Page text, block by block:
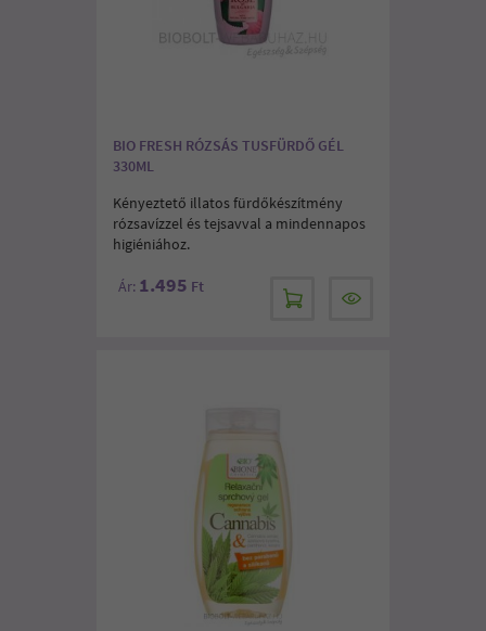
BIO FRESH RÓZSÁS TUSFÜRDŐ GÉL
330ML
Kényeztető illatos fürdőkészítmény
rózsavízzel és tejsavval a mindennapos
higiéniához.
Ár: 1.495 Ft